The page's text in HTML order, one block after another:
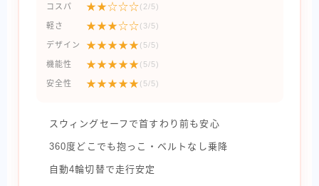
コスパ ★★☆☆☆(2/5)
軽さ ★★★☆☆(3/5)
デザイン ★★★★★ (5/5)
機能性 ★★★★★ (5/5)
安全性 ★★★★★ (5/5)
スウィングセーフで首すわり前も安心
360度どこでも抱っこ・ベルトなし乗降
自動4輪切替で走行安定